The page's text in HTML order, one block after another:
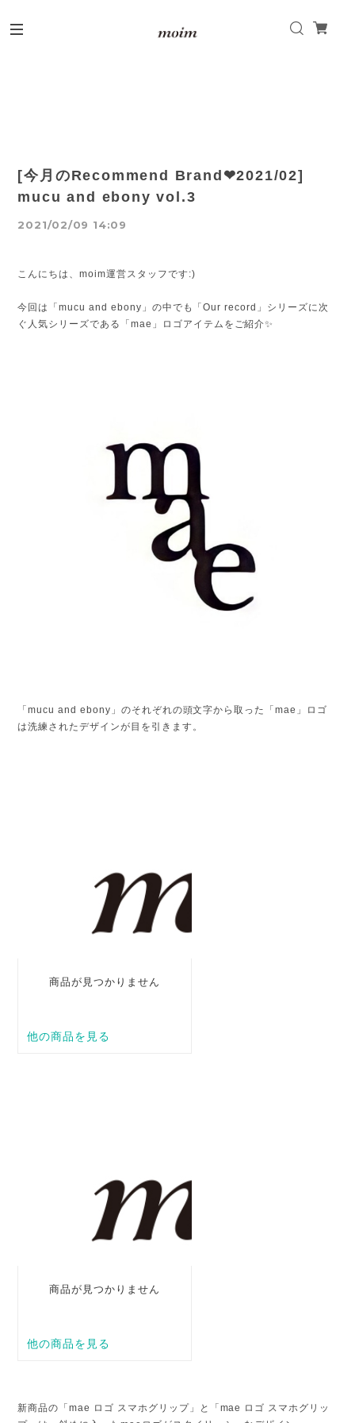
[今月のRecommend Brand❤2021/02]
mucu and ebony vol.3
2021/02/09 14:09
こんにちは、moim運営スタッフです:)
今回は「mucu and ebony」の中でも「Our record」シリーズに次
ぐ人気シリーズである「mae」ロゴアイテムをご紹介✨
「mucu and ebony」のそれぞれの頭文字から取った「mae」ロゴ
は洗練されたデザインが目を引きます。
新商品の「mae ロゴ スマホグリップ」と「mae ロゴ スマホグリッ